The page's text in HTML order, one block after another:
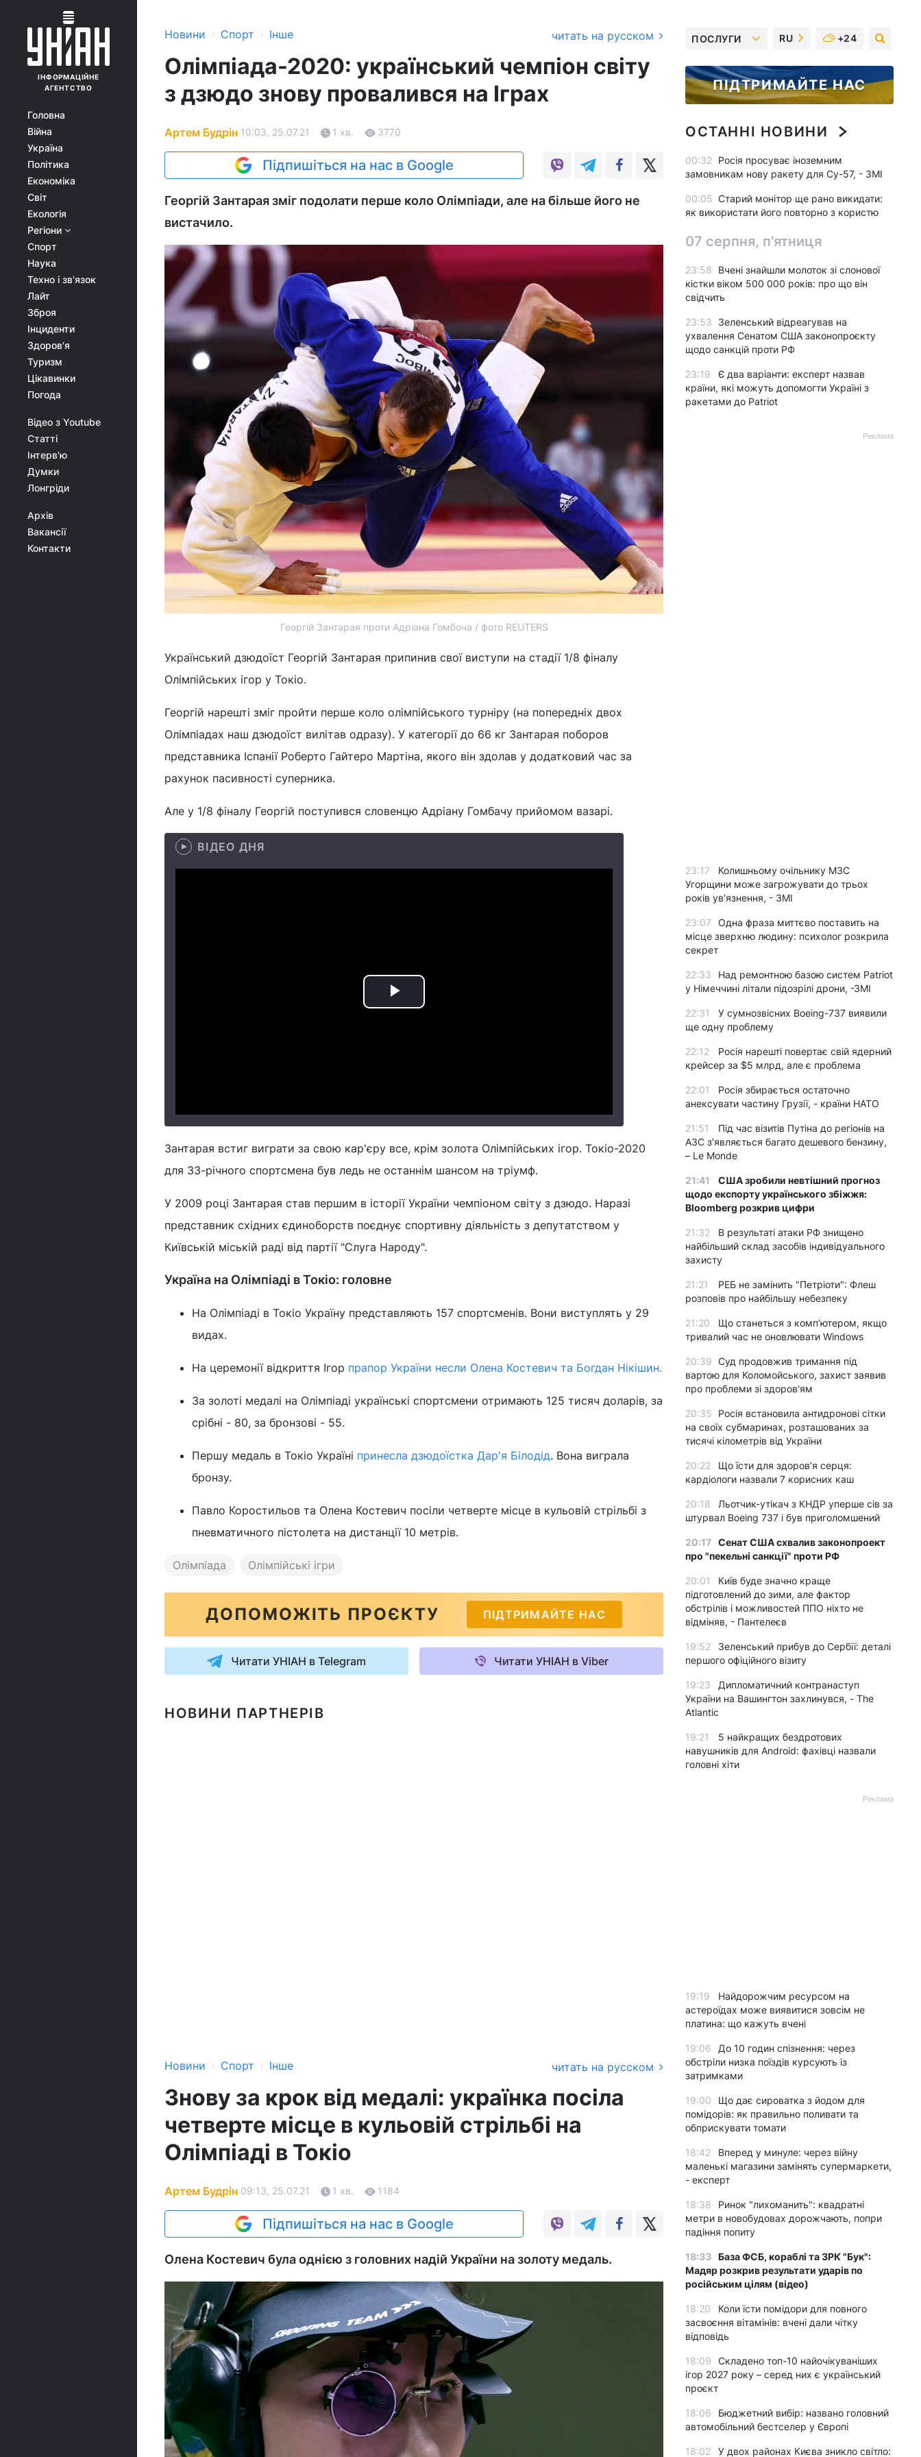
ІНФОРМАЦІЙНЕ
АГЕНТСТВО
Головна
Війна
Україна
Політика
Економіка
Світ
Екологія
Регіони
Спорт
Наука
Техно і зв'язок
Лайт
Зброя
Інциденти
Здоров'я
Туризм
Цікавинки
Погода
Відео з Youtube
Статті
Інтерв'ю
Думки
Лонгріди
Архів
Вакансії
Контакти
Новини › Спорт › Інше читать на русском
Олімпіада-2020: український чемпіон світу
з дзюдо знову провалився на Іграх
Артем Будрін 10:03, 25.07.21 1 хв. 3770
Підпишіться на нас в Google
Георгій Зантарая зміг подолати перше коло Олімпіади, але на більше його не
вистачило.
Георгій Зантарая проти Адріана Гомбоча / фото REUTERS
Український дзюдоїст Георгій Зантарая припинив свої виступи на стадії 1/8 фіналу
Олімпійських ігор у Токіо.
Георгій нарешті зміг пройти перше коло олімпійського турніру (на попередніх двох
Олімпіадах наш дзюдоїст вилітав одразу). У категорії до 66 кг Зантарая поборов
представника Іспанії Роберто Гайтеро Мартіна, якого він здолав у додатковий час за
рахунок пасивності суперника.
Але у 1/8 фіналу Георгій поступився словенцю Адріану Гомбачу прийомом вазарі.
ВІДЕО ДНЯ
Play
Зантарая встиг виграти за свою кар'єру все, крім золота Олімпійських ігор. Токіо-2020
для 33-річного спортсмена був ледь не останнім шансом на тріумф.
У 2009 році Зантарая став першим в історії України чемпіоном світу з дзюдо. Наразі
представник східних єдиноборств поєднує спортивну діяльність з депутатством у
Київській міській раді від партії "Слуга Народу".
Україна на Олімпіаді в Токіо: головне
На Олімпіаді в Токіо Україну представляють 157 спортсменів. Вони виступлять у 29
видах.
На церемонії відкриття Ігор прапор України несли Олена Костевич та Богдан Нікішин.
За золоті медалі на Олімпіаді українські спортсмени отримають 125 тисяч доларів, за
срібні - 80, за бронзові - 55.
Першу медаль в Токіо Україні принесла дзюдоїстка Дар'я Білодід. Вона виграла
бронзу.
Павло Коростильов та Олена Костевич посіли четверте місце в кульовій стрільбі з
пневматичного пістолета на дистанції 10 метрів.
Олімпіада Олімпійські ігри
ДОПОМОЖІТЬ ПРОЄКТУ ПІДТРИМАЙТЕ НАС
Читати УНІАН в Telegram Читати УНІАН в Viber
НОВИНИ ПАРТНЕРІВ
Новини › Спорт › Інше читать на русском
Знову за крок від медалі: українка посіла
четверте місце в кульовій стрільбі на
Олімпіаді в Токіо
Артем Будрін 09:13, 25.07.21 1 хв. 1184
Підпишіться на нас в Google
Олена Костевич була однією з головних надій України на золоту медаль.
ПОСЛУГИ RU +24
ПІДТРИМАЙТЕ НАС
ОСТАННІ НОВИНИ
00:32
Росія просуває іноземним
замовникам нову ракету для Су-57, - ЗМІ
00:05 Старий монітор ще рано викидати:
як використати його повторно з користю
07 серпня, п'ятниця
23:58
Вчені знайшли молоток зі слонової
кістки віком 500 000 років: про що він
свідчить
23:53
Зеленський відреагував на
ухвалення Сенатом США законопроєкту
щодо санкцій проти РФ
23:19
Є два варіанти: експерт назвав
країни, які можуть допомогти Україні з
ракетами до Patriot
Реклама
23:17
Колишньому очільнику МЗС
Угорщини може загрожувати до трьох
років ув'язнення, - ЗМІ
23:07
Одна фраза миттєво поставить на
місце зверхню людину: психолог розкрила
секрет
22:33
Над ремонтною базою систем Patriot
у Німеччині літали підозрілі дрони, -ЗМІ
22:31
У сумнозвісних Boeing-737 виявили
ще одну проблему
22:12
Росія нарешті повертає свій ядерний
крейсер за $5 млрд, але є проблема
22:01
Росія збирається остаточно
анексувати частину Грузії, - країни НАТО
21:51
Під час візитів Путіна до регіонів на
АЗС з’являється багато дешевого бензину,
– Le Monde
21:41
США зробили невтішний прогноз
щодо експорту українського збіжжя:
Bloomberg розкрив цифри
21:32
В результаті атаки РФ знищено
найбільший склад засобів індивідуального
захисту
21:21
РЕБ не замінить "Петріоти": Флеш
розповів про найбільшу небезпеку
21:20
Що станеться з комп’ютером, якщо
тривалий час не оновлювати Windows
20:39 Суд продовжив тримання під
вартою для Коломойського, захист заявив
про проблеми зі здоров'ям
20:35
Росія встановила антидронові сітки
на своїх субмаринах, розташованих за
тисячі кілометрів від України
20:22
Що їсти для здоров’я серця:
кардіологи назвали 7 корисних каш
20:18
Льотчик-утікач з КНДР уперше сів за
штурвал Boeing 737 і був приголомшений
20:17 Сенат США схвалив законопроект
про "пекельні санкції" проти РФ
20:01
Київ буде значно краще
підготовлений до зими, але фактор
обстрілів і можливостей ППО ніхто не
відміняв, - Пантелеєв
19:52
Зеленський прибув до Сербії: деталі
першого офіційного візиту
19:23
Дипломатичний контранаступ
України на Вашингтон захлинувся, - The
Atlantic
19:21
5 найкращих бездротових
навушників для Android: фахівці назвали
головні хіти
Реклама
19:19
Найдорожчим ресурсом на
астероїдах може виявитися зовсім не
платина: що кажуть вчені
19:06
До 10 годин спізнення: через
обстріли низка поїздів курсують із
затримками
19:00
Що дає сироватка з йодом для
помідорів: як правильно поливати та
обприскувати томати
18:42
Вперед у минуле: через війну
маленькі магазини замінять супермаркети,
- експерт
18:38
Ринок "лихоманить": квадратні
метри в новобудовах дорожчають, попри
падіння попиту
18:33 База ФСБ, кораблі та ЗРК "Бук":
Мадяр розкрив результати ударів по
російським цілям (відео)
18:20
Коли їсти помідори для повного
засвоєння вітамінів: вчені дали чітку
відповідь
18:09
Складено топ-10 найочікуваніших
ігор 2027 року – серед них є український
проєкт
18:06
Бюджетний вибір: названо головний
автомобільний бестселер у Європі
18:02 У двох районах Києва зникло світло: